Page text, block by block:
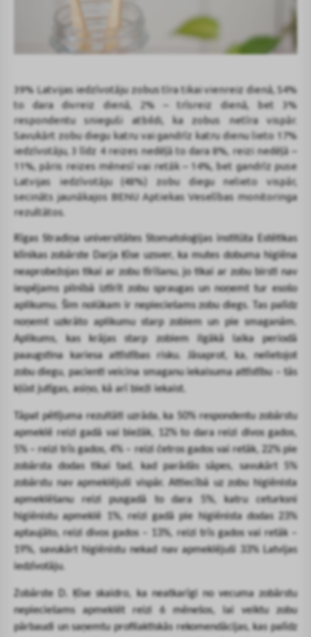
39% Latvijas iedzīvotāju zobus tīra tikai vienreiz dienā, 54%
to dara divreiz dienā, 2% – trīsreiz dienā, bet 3%
respondentu snieguši atbildi, ka zobus netīra vispār.
Savukārt zobu diegu katru vai gandrīz katru dienu lieto 17%
iedzīvotāju, 3 līdz 4 reizes nedēļā to dara 8%, reizi nedēļā –
11%, pāris reizes mēnesī vai retāk – 14%, bet gandrīz puse
Latvijas iedzīvotāju (48%) zobu diegu nelieto vispār,
secināts jaunākajos BENU Aptiekas Veselības monitoringa
rezultātos.
Rīgas Stradiņa universitātes Stomatoloģijas institūta Estētikas
klīnikas zobārste Darja Ķīse uzsver, ka mutes dobuma higiēna
neaprobežojas tikai ar zobu tīrīšanu, jo tikai ar zobu birsti nav
iespējams pilnībā iztīrīt zobu spraugas un noņemt tur esošo
aplikumu. Šim nolūkam ir nepieciešams zobu diegs. Tas palīdz
noņemt uzkrāto aplikumu starp zobiem un pie smaganām.
Aplikums, kas krājas starp zobiem ilgākā laika periodā
paaugstina kariesa attīstības risku. Jāsaprot, ka, nelietojot
zobu diegu, pacienti veicina smaganu iekaisuma attīstību – tās
kļūst jutīgas, asiņo, kā arī bieži iekaist.
Tāpat pētījuma rezultāti uzrāda, ka 50% respondentu zobārstu
apmeklē reizi gadā vai biežāk, 12% to dara reizi divos gados,
5% – reizi trīs gados, 4% – reizi četros gados vai retāk, 22% pie
zobārsta dodas tikai tad, kad parādās sāpes, savukārt 5%
zobārstu nav apmeklējuši vispār. Attiecībā uz zobu higiēnista
apmeklēšanu reizi pusgadā to dara 5%, katru ceturksni
higiēnistu apmeklē 1%, reizi gadā pie higiēnista dodas 23%
aptaujāto, reizi divos gados – 13%, reizi trīs gados vai retāk –
19%, savukārt higiēnistu nekad nav apmeklējuši 33% Latvijas
iedzīvotāju.
Zobārste D. Ķīseskaidro, ka neatkarīgi no vecuma zobārstu
nepieciešams apmeklēt reizi 6 mēnešos, lai veiktu zobu
pārbaudi un saņemtu profilaktiskās rekomendācijas, kas palīdz